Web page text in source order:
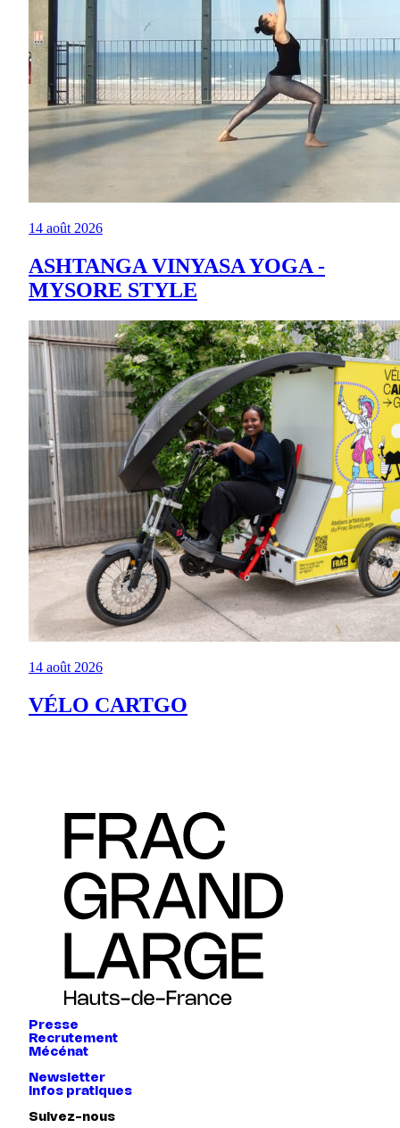
14 août 2026
ASHTANGA VINYASA YOGA -
MYSORE STYLE
14 août 2026
VÉLO CARTGO
Presse
Recrutement
Mécénat
Newsletter
Infos pratiques
Suivez-nous